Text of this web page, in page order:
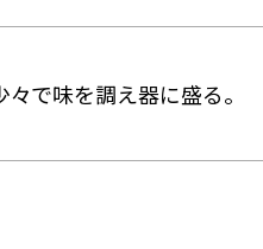
で味を調え器に盛る。